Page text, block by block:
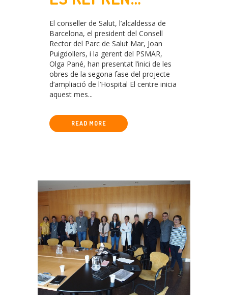
L’AMPLIACIÓ DE
L’HOSPITAL DEL
MAR
El conseller de Salut, l’alcaldessa de
Barcelona, el president del Consell
Rector del Parc de Salut Mar, Joan
Puigdollers, i la gerent del PSMAR,
Olga Pané, han presentat l’inici de les
obres de la segona fase del projecte
d’ampliació de l’Hospital El centre inicia
aquest mes...
READ MORE